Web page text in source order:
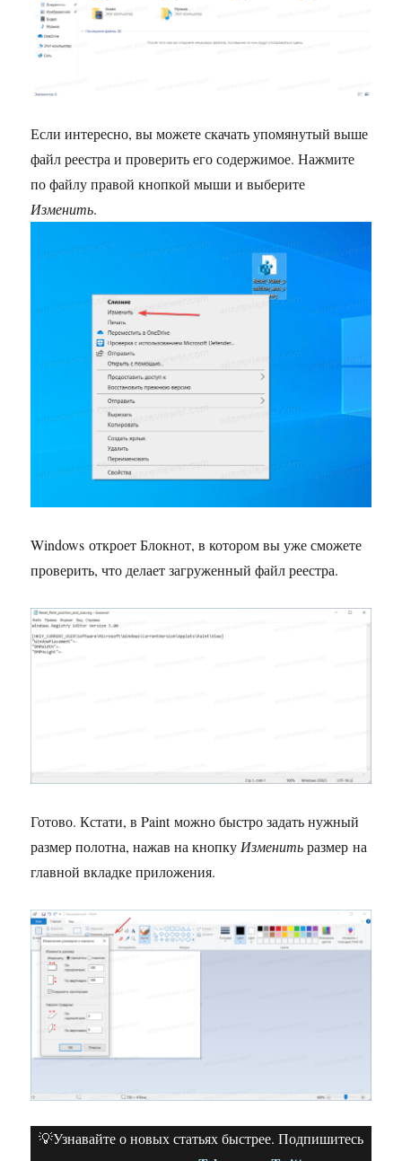
Если интересно, вы можете скачать упомянутый выше
файл реестра и проверить его содержимое. Нажмите
по файлу правой кнопкой мыши и выберите
Изменить.
Windows откроет Блокнот, в котором вы уже сможете
проверить, что делает загруженный файл реестра.
Готово. Кстати, в Paint можно быстро задать нужный
размер полотна, нажав на кнопкуИзменитьразмер на
главной вкладке приложения.
💡Узнавайте о новых статьях быстрее. Подпишитесь